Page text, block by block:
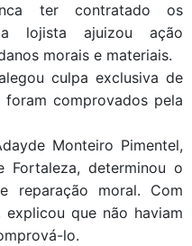
ter contratado os
lojista ajuizou ação
morais e materiais.
culpa exclusiva de
comprovados pela
Monteiro Pimentel,
determinou o
reparação moral. Com
explicou que não haviam
lo.